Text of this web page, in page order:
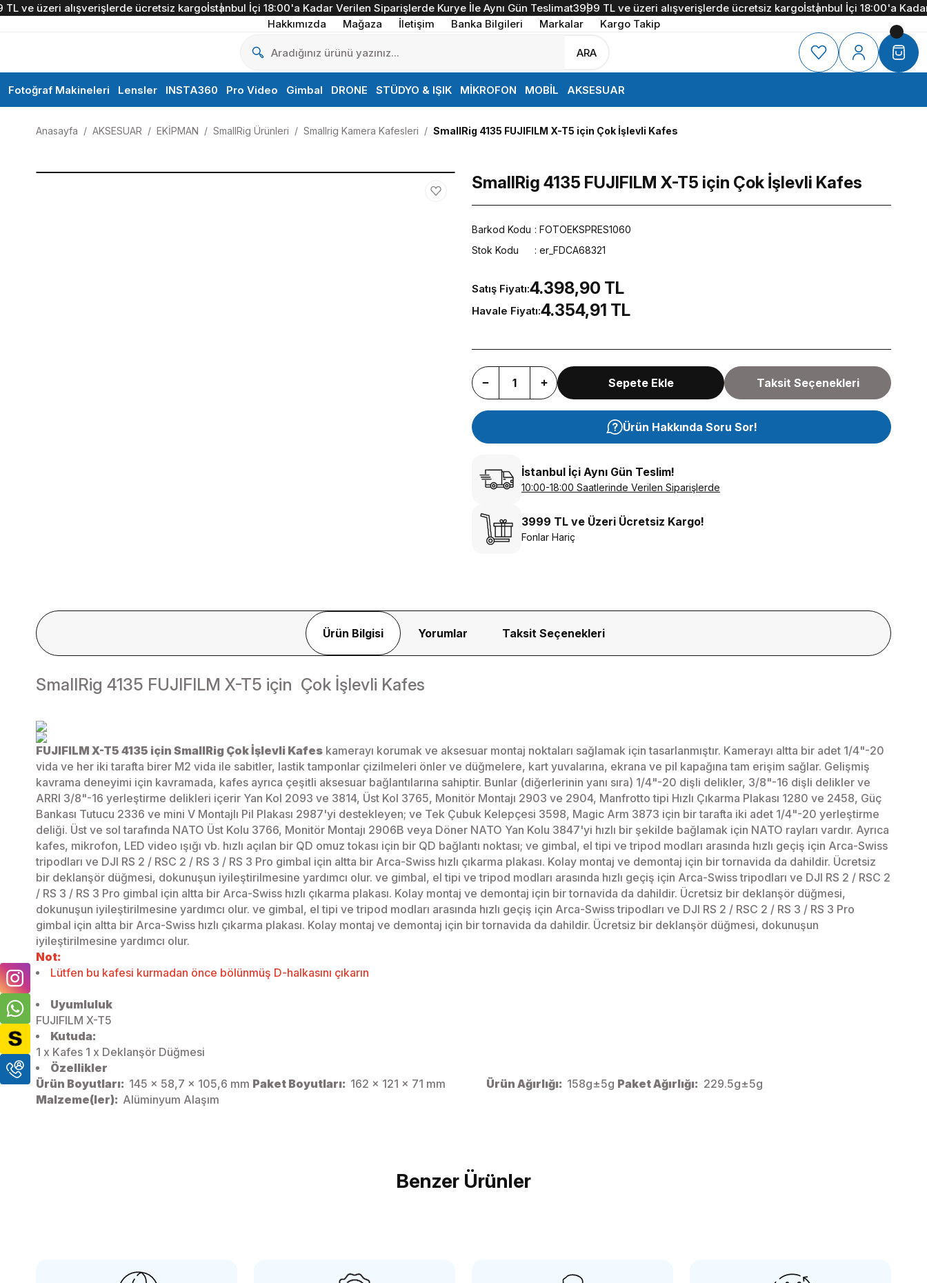
üzeri alışverişlerde ücretsiz kargoİstanbul İçi 18:00'a Kadar Verilen Siparişlerde Kurye İle Aynı Gün Teslimat3999 TL ve üzeri alışverişlerde ücretsiz kargoİstanbul İçi 18:00'a Kadar
Hakkımızda
Mağaza İletişim Banka Bilgileri Markalar Kargo Takip
ARA
Fotoğraf Makineleri Lensler INSTA360 Pro Video Gimbal DRONE STÜDYO & IŞIK MİKROFON MOBİL AKSESUAR
Anasayfa AKSESUAR EKİPMAN SmallRig Ürünleri Smallrig Kamera Kafesleri SmallRig 4135 FUJIFILM X-T5 için Çok İşlevli Kafes
SmallRig 4135 FUJIFILM X-T5 için Çok İşlevli Kafes
Barkod Kodu
FOTOEKSPRES1060
Stok Kodu
er_FDCA68321
Satış Fiyatı:4.398,90 TL
Havale Fiyatı:4.354,91 TL
Sepete Ekle Taksit Seçenekleri
Ürün Hakkında Soru Sor!
İstanbul İçi Aynı Gün Teslim!
10:00-18:00 Saatlerinde Verilen Siparişlerde
3999 TL ve Üzeri Ücretsiz Kargo!
Fonlar Hariç
Ürün Bilgisi Yorumlar Taksit Seçenekleri
SmallRig 4135 FUJIFILM X-T5 için Çok İşlevli Kafes
FUJIFILM X-T5 4135 için SmallRig Çok İşlevli Kafes kamerayı korumak ve aksesuar montaj noktaları sağlamak için tasarlanmıştır. Kamerayı altta bir adet 1/4"-20
vida ve her iki tarafta birer M2 vida ile sabitler, lastik tamponlar çizilmeleri önler ve düğmelere, kart yuvalarına, ekrana ve pil kapağına tam erişim sağlar. Gelişmiş
kavrama deneyimi için kavramada, kafes ayrıca çeşitli aksesuar bağlantılarına sahiptir. Bunlar (diğerlerinin yanı sıra) 1/4"-20 dişli delikler, 3/8"-16 dişli delikler ve
ARRI 3/8"-16 yerleştirme delikleri içerir Yan Kol 2093 ve 3814, Üst Kol 3765, Monitör Montajı 2903 ve 2904, Manfrotto tipi Hızlı Çıkarma Plakası 1280 ve 2458, Güç
Bankası Tutucu 2336 ve mini V Montajlı Pil Plakası 2987'yi destekleyen; ve Tek Çubuk Kelepçesi 3598, Magic Arm 3873 için bir tarafta iki adet 1/4"-20 yerleştirme
deliği. Üst ve sol tarafında NATO Üst Kolu 3766, Monitör Montajı 2906B veya Döner NATO Yan Kolu 3847'yi hızlı bir şekilde bağlamak için NATO rayları vardır. Ayrıca
kafes, mikrofon, LED video ışığı vb. hızlı açılan bir QD omuz tokası için bir QD bağlantı noktası; ve gimbal, el tipi ve tripod modları arasında hızlı geçiş için Arca-Swiss
tripodları ve DJI RS 2 / RSC 2 / RS 3 / RS 3 Pro gimbal için altta bir Arca-Swiss hızlı çıkarma plakası. Kolay montaj ve demontaj için bir tornavida da dahildir. Ücretsiz
bir deklanşör düğmesi, dokunuşun iyileştirilmesine yardımcı olur. ve gimbal, el tipi ve tripod modları arasında hızlı geçiş için Arca-Swiss tripodları ve DJI RS 2 / RSC 2
/ RS 3 / RS 3 Pro gimbal için altta bir Arca-Swiss hızlı çıkarma plakası. Kolay montaj ve demontaj için bir tornavida da dahildir. Ücretsiz bir deklanşör düğmesi,
dokunuşun iyileştirilmesine yardımcı olur. ve gimbal, el tipi ve tripod modları arasında hızlı geçiş için Arca-Swiss tripodları ve DJI RS 2 / RSC 2 / RS 3 / RS 3 Pro
gimbal için altta bir Arca-Swiss hızlı çıkarma plakası. Kolay montaj ve demontaj için bir tornavida da dahildir. Ücretsiz bir deklanşör düğmesi, dokunuşun
iyileştirilmesine yardımcı olur.
Not:
Lütfen bu kafesi kurmadan önce bölünmüş D-halkasını çıkarın
Uyumluluk
FUJIFILM X-T5
Kutuda:
1 x Kafes 1 x Deklanşör Düğmesi
Özellikler
Ürün Boyutları: 145 x 58,7 x 105,6 mm Paket Boyutları: 162 x 121 x 71 mm Ürün Ağırlığı: 158g±5g Paket Ağırlığı: 229.5g±5g
Malzeme(ler): Alüminyum Alaşım
Benzer Ürünler